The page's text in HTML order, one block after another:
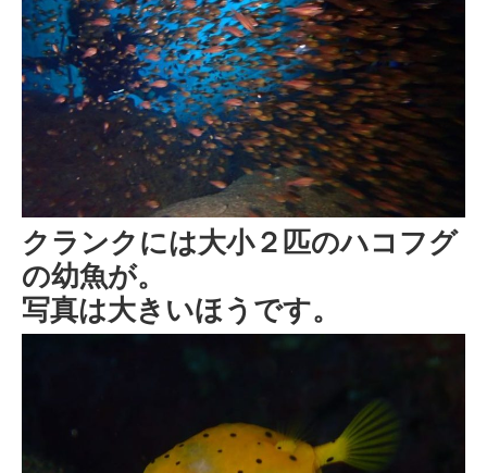
クランクには大小２匹のハコフグ
の幼魚が。
写真は大きいほうです。